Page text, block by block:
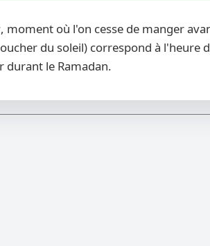
, moment où l'on cesse de manger
du soleil) correspond à l'heure
durant le Ramadan.